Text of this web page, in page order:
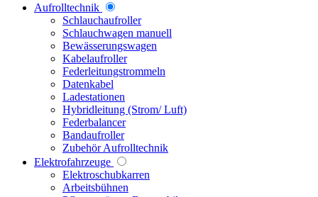
Aufrolltechnik
Schlauchaufroller
Schlauchwagen manuell
Bewässerungswagen
Kabelaufroller
Federleitungstrommeln
Datenkabel
Ladestationen
Hybridleitung (Strom/ Luft)
Federbalancer
Bandaufroller
Zubehör Aufrolltechnik
Elektrofahrzeuge
Elektroschubkarren
Arbeitsbühnen